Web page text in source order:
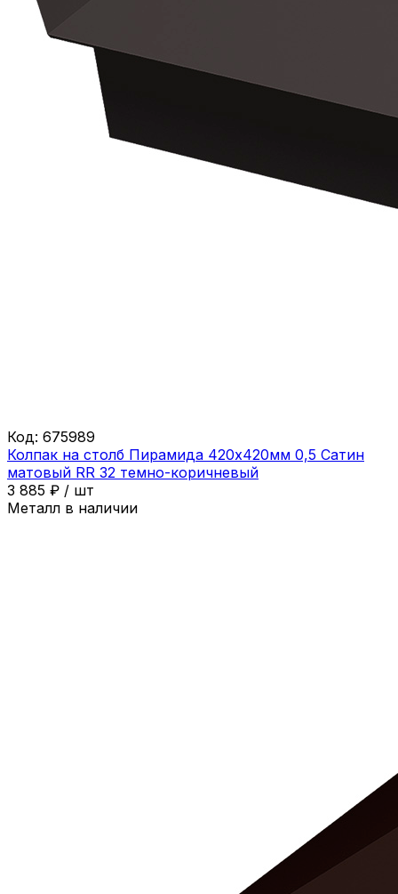
Код: 675989
Колпак на столб Пирамида 420х420мм 0,5 Сатин
матовый RR 32 темно-коричневый
3 885 ₽ / шт
Металл в наличии